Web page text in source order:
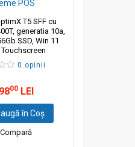
T5 SFF cu
generatia 10a,
SSD, Win 11
19 inch +
+ Mouse
0 opinii
00LEI
în Coş